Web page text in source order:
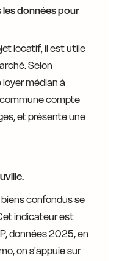
les données pour
locatif, il est utile
Selon
médian à
commune compte
et présente une
confondus se
indicateur est
données 2025, en
on s'appuie sur